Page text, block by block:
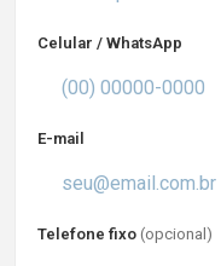
Celular / WhatsApp
E-mail
Telefone fixo (opcional)